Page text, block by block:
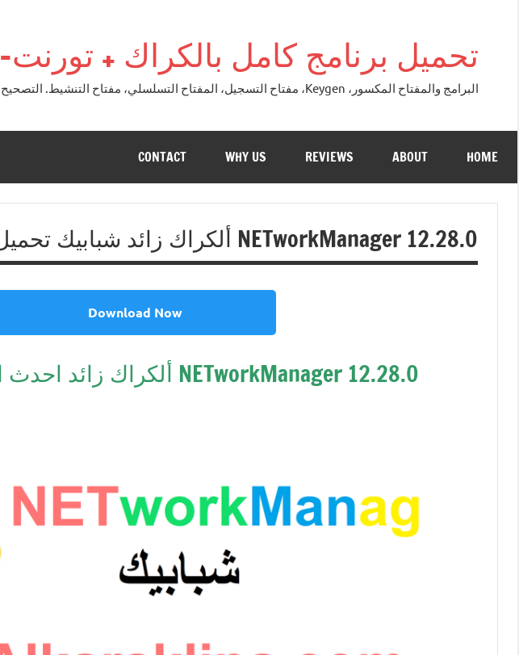
المحتوىتحميل برنامج كامل بالكراك + تورنت-alkaraklina
البرامج والمفتاح المكسور، Keygen، مفتاح التسجيل، المفتاح التسلسلي، مفتاح التنشيط. التصحيح النسخة الكاملة + تحميل تورنت مجاني لنظام التشغي
HOME
ABOUT
REVIEWS
WHY US
CONTACT
NETworkManager 12.28.0 ألكراك زائد شبابيك تحميل 2026
Download Now
NETworkManager 12.28.0 ألكراك زائد احدث اصدار Download